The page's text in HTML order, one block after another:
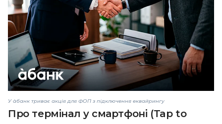
У àбанк триває акція для ФОП з підключення еквайрингу
Про термінал у смартфоні (Tap to